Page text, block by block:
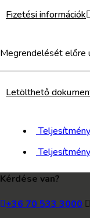
Fizetési információk
Megrendelését előre
Letölthető
Kérdése van?
+36 70 533 3000